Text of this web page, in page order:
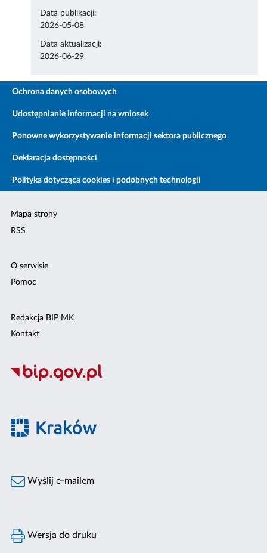
Data publikacji:
2026-05-08
Data aktualizacji:
2026-06-29
Ochrona danych osobowych
Udostępnianie informacji na wniosek
Ponowne wykorzystywanie informacji sektora publicznego
Deklaracja dostępności
Polityka dotycząca cookies i podobnych technologii
Mapa strony
RSS
O serwisie
Pomoc
Redakcja BIP MK
Kontakt
Wyślij e-mailem
Wersja do druku